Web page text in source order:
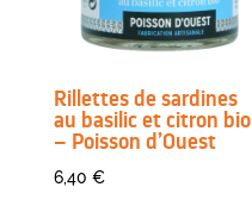
Rillettes de sardines
au basilic et citron bio
– Poisson d’Ouest
6,40 €